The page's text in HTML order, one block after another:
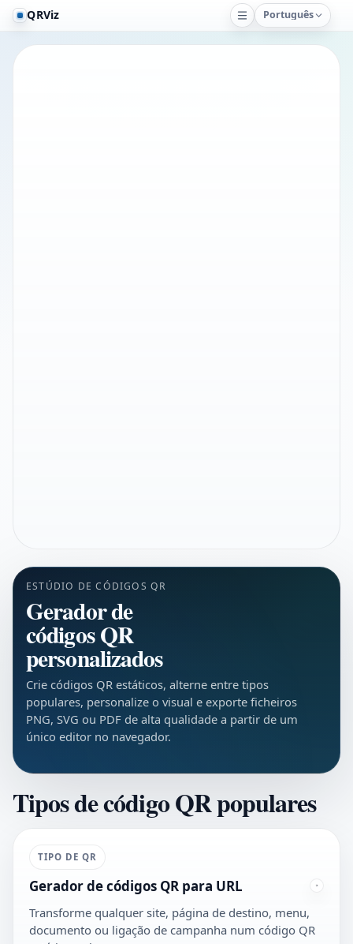
QRViz Português
ESTÚDIO DE CÓDIGOS QR
Gerador de
códigos QR
personalizados
Crie códigos QR estáticos, alterne entre tipos
populares, personalize o visual e exporte ficheiros
PNG, SVG ou PDF de alta qualidade a partir de um
único editor no navegador.
Tipos de código QR populares
TIPO DE QR
Gerador de códigos QR para URL
Transforme qualquer site, página de destino, menu,
documento ou ligação de campanha num código QR